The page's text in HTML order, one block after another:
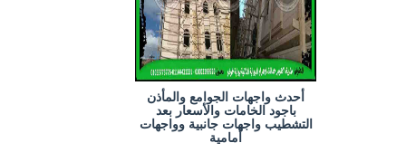
أحدث واجهات الجوامع والمأذن
باجود الخامات والأسعار بعد
التشطيب واجهات جانبية وواجهات
أمامية